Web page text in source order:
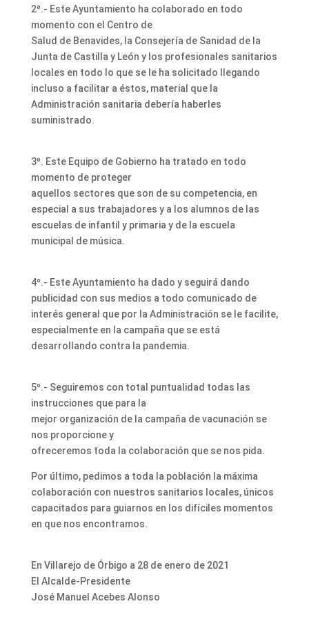
2º.- Este Ayuntamiento ha colaborado en todo
momento con el Centro de
Salud de Benavides, la Consejería de Sanidad de la
Junta de Castilla y León y los profesionales sanitarios
locales en todo lo que se le ha solicitado llegando
incluso a facilitar a éstos, material que la
Administración sanitaria debería haberles
suministrado.
3º. Este Equipo de Gobierno ha tratado en todo
momento de proteger
aquellos sectores que son de su competencia, en
especial a sus trabajadores y a los alumnos de las
escuelas de infantil y primaria y de la escuela
municipal de música.
4º.- Este Ayuntamiento ha dado y seguirá dando
publicidad con sus medios a todo comunicado de
interés general que por la Administración se le facilite,
especialmente en la campaña que se está
desarrollando contra la pandemia.
5º.- Seguiremos con total puntualidad todas las
instrucciones que para la
mejor organización de la campaña de vacunación se
nos proporcione y
ofreceremos toda la colaboración que se nos pida.
Por último, pedimos a toda la población la máxima
colaboración con nuestros sanitarios locales, únicos
capacitados para guiarnos en los difíciles momentos
en que nos encontramos.
En Villarejo de Órbigo a 28 de enero de 2021
El Alcalde-Presidente
José Manuel Acebes Alonso